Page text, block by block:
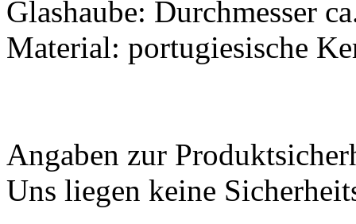
Glashaube: Durchmesser
Material: portugiesische
Angaben zur
Uns liegen keine